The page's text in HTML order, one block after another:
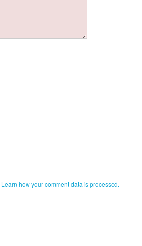
Learn how your comment data is processed.